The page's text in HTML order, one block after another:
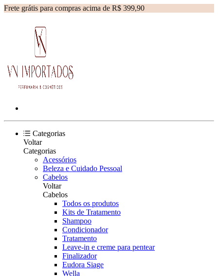
Frete grátis para compras acima de R$ 399,90
Categorias
Voltar
Categorias
Acessórios
Beleza e Cuidado Pessoal
Cabelos
Voltar
Cabelos
Todos os produtos
Kits de Tratamento
Shampoo
Condicionador
Tratamento
Leave-in e creme para pentear
Finalizador
Eudora Siage
Wella